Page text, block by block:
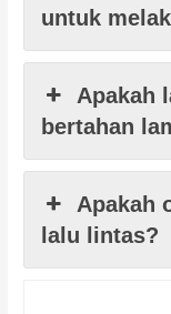
untuk
Apakah
bertahan
Apakah
lalu lintas?